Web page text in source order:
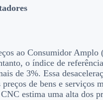
ao Consumidor
o índice de
de 3%. Essa
de bens e serviços
estima uma alta dos